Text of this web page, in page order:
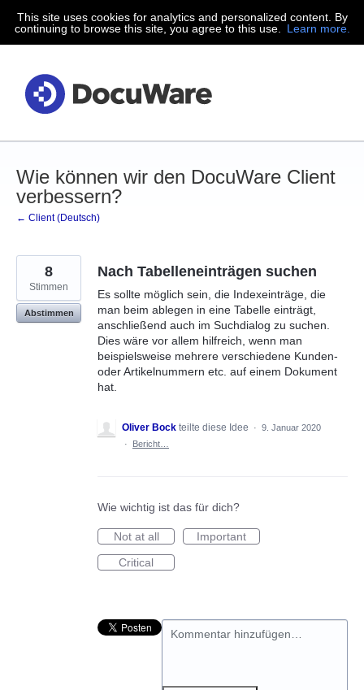
Zum
Inhalt
This site uses cookies for analytics and personalized content. By
continuing to browse this site, you agree to this use.
Learn more.
Wie können wir den DocuWare Client
verbessern?
← Client (Deutsch)
Nach Tabelleneinträgen suchen
Es sollte möglich sein, die Indexeinträge, die
man beim ablegen in eine Tabelle einträgt,
anschließend auch im Suchdialog zu suchen.
Dies wäre vor allem hilfreich, wenn man
beispielsweise mehrere verschiedene Kunden-
oder Artikelnummern etc. auf einem Dokument
hat.
8
Stimmen
Abstimmen
Oliver Bock teilte diese Idee · 9. Januar 2020
·
Bericht…
Wie wichtig ist das für dich?
Not at all
Important
Critical
Kommentar hinzufügen…